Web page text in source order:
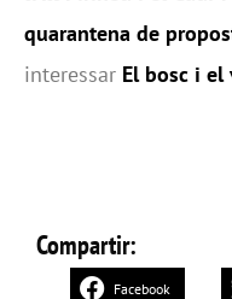
quarantena de
interessar El bosc i el
Compartir:
Facebook